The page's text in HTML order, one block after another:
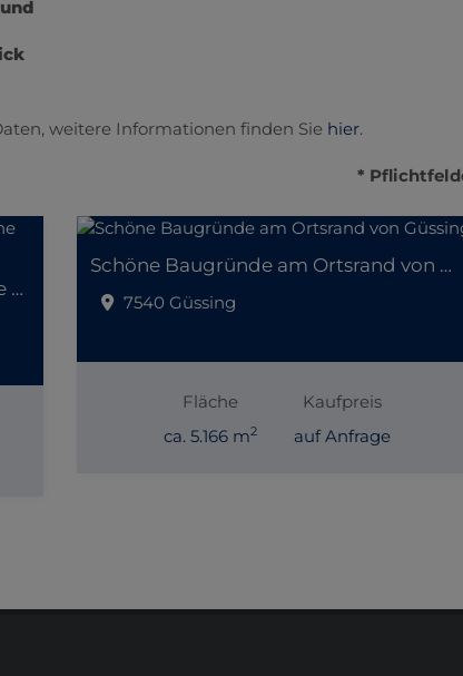
und
weitere Informationen finden Sie hier.
*
Baugrund mit Aussicht in Höhenlage nahe Jennersdorf
Schöne Baugründe am Ortsrand von Güssing
7540 Güssing
Fläche
ca. 5.166 m2
Kaufpreis
auf Anfrage